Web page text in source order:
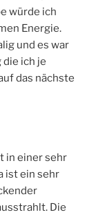
würde ich
Energie.
und es war
die ich je
das nächste
in einer sehr
ist ein sehr
Die